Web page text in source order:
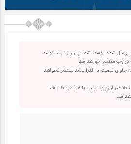
ارسال شده توسط شما، پس از تایید توسط
در وب منتشر خواهد شد.
حاوی تهمت یا افترا باشد منتشر نخواهد
به غیر از زبان فارسی یا غیر مرتبط باشد
شد.